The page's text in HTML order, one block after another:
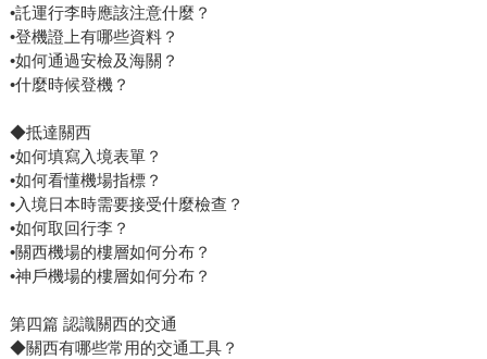
•託運行李時應該注意什麼？
•登機證上有哪些資料？
•如何通過安檢及海關？
•什麼時候登機？
◆抵達關西
•如何填寫入境表單？
•如何看懂機場指標？
•入境日本時需要接受什麼檢查？
•如何取回行李？
•關西機場的樓層如何分布？
•神戶機場的樓層如何分布？
第四篇 認識關西的交通
◆關西有哪些常用的交通工具？